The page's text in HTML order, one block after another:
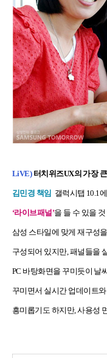
LiVE)터치위즈UX의 가장
김민경 책임 갤럭시탭 10.1
‘라이브패널’을 들 수 있을
삼성 스타일에 맞게 재구성
구성되어 있지만, 패널들을
PC 바탕화면을 꾸미듯이 날
꾸미면서 실시간 업데이트
흥미롭기도 하지만, 사용성